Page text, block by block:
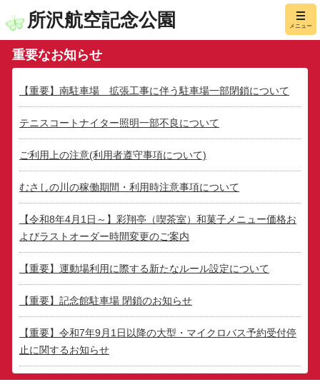
所沢航空記念公園 メニュー
重要なお知らせ
【重要】南駐車場 拡張工事に伴う駐車場一部閉鎖について
テニスコートナイター照明一部不良について
ご利用上の注意(利用者遵守事項について)
むさしの川の稼働期間・利用時注意事項について
【令和8年4月1日～】彩翔亭（喫茶室）和菓子メニュー価格お
よびラストオーダー時間変更のご案内
【重要】運動場利用に際する新たなルール設定について
【重要】記念館駐車場 閉鎖のお知らせ
【重要】令和7年9月1日以降の大型・マイクロバス予約受付停
止に関するお知らせ